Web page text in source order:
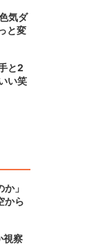
気ダ
と変
と2
い笑
」
から
視察